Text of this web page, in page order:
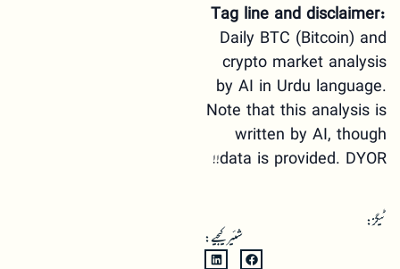
Tag line and disclaimer:
Daily BTC (Bitcoin) and
crypto market analysis
by AI in Urdu language.
Note that this analysis is
written by AI, though
data is provided. DYOR!!
ٹیگز:
شئیر کیجیے: